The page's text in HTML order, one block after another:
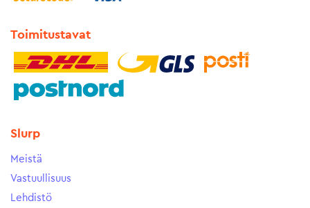
Toimitustavat
Slurp
Meistä
Vastuullisuus
Lehdistö